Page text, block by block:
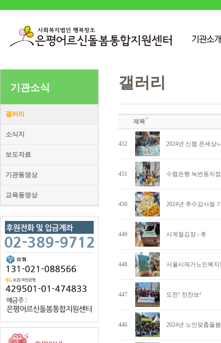
기관소식
갤러리
소식지
보도자료
기관동영상
교육동영상
갤러리
제목
452 2024년 신협 온세상
451 수협은행 녹번동지
450 2024년 추수감사절
449 사계절김장 - 冬
448 서울시재가노인복
447 도전! 찬찬보!
446 2024년 노인맞춤돌